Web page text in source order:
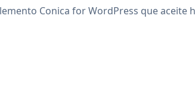
Conica for WordPress que